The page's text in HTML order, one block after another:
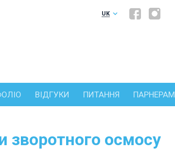
UK keyboard_arrow_down
ВІДГУКИ ПИТАННЯ ПАРНЕРАМ
зворотного осмосу